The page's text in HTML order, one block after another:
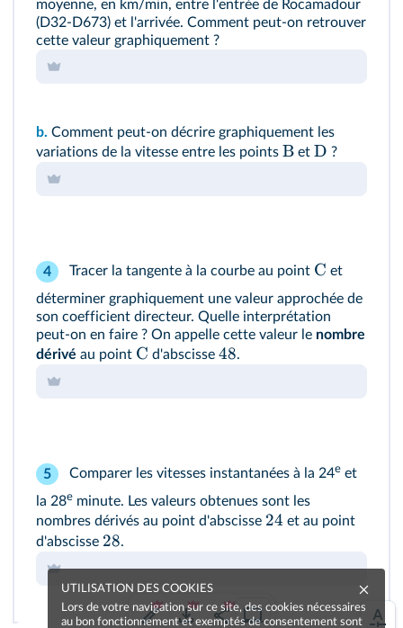
moyenne, en km/min, entre l'entrée de Rocamadour
(D32-D673) et l'arrivée. Comment peut-on retrouver
cette valeur graphiquement ?
b. Comment peut-on décrire graphiquement les
variations de la vitesse entre les points B et D ?
4 Tracer la tangente à la courbe au point C et
déterminer graphiquement une valeur approchée de
son coefficient directeur. Quelle interprétation
peut-on en faire ? On appelle cette valeur le nombre
dérivé au point C d'abscisse 48.
5 Comparer les vitesses instantanées à la 24e et
la 28e minute. Les valeurs obtenues sont les
nombres dérivés au point d'abscisse 24 et au point
d'abscisse 28.
UTILISATION DES COOKIES
Lors de votre navigation sur ce site, des cookies nécessaires
au bon fonctionnement et exemptés de consentement sont